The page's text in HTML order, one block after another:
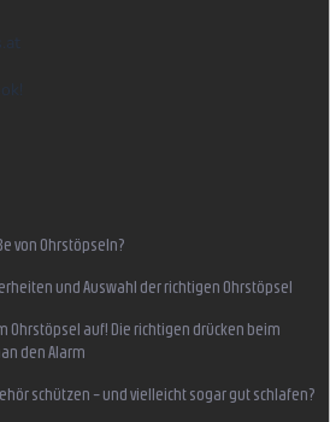
von Ohrstöpseln?
und Auswahl der richtigen Ohrstöpsel
Ohrstöpsel auf! Die richtigen drücken beim
den Alarm
schützen – und vielleicht sogar gut schlafen?